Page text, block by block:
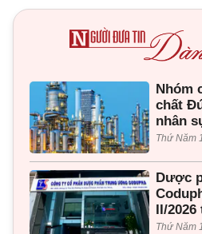
Nhóm
chất
nhân
Thứ Năm
Dược
II/
Thứ Năm